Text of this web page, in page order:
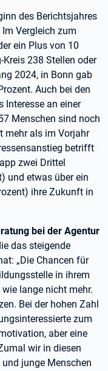
des Berichtsjahres
Vergleich zum
ein Plus von 10
Kreis 238 Stellen oder
2024, in Bonn gab
Auch bei den
Interesse an einer
Menschen sind noch
mehr als im Vorjahr
betrifft
zwei Drittel
und etwas über ein
ihre Zukunft in
bei der Agentur
das steigende
„Die Chancen für
in ihrem
lange nicht mehr.
Bei der hohen Zahl
zum
aber eine
wir in diesen
junge Menschen